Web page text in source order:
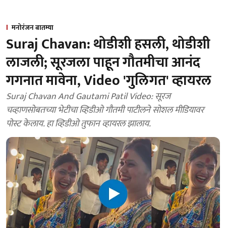
मनोरंजन बातम्या
Suraj Chavan: थोडीशी हसली, थोडीशी
लाजली; सूरजला पाहून गौतमीचा आनंद
गगनात मावेना, Video 'गुलिगत' व्हायरल
Suraj Chavan And Gautami Patil Video: सूरज
चव्हाणसोबतच्या भेटीचा व्हिडीओ गौतमी पाटीलने सोशल मीडियावर
पोस्ट केलाय. हा व्हिडीओ तुफान व्हायरल झालाय.